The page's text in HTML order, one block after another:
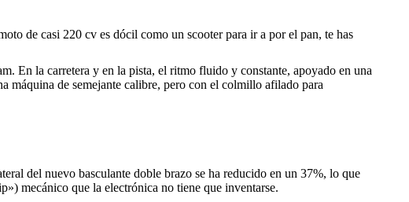
de casi 220 cv es dócil como un scooter para ir a por el pan, te has
En la carretera y en la pista, el ritmo fluido y constante, apoyado en una
máquina de semejante calibre, pero con el colmillo afilado para
del nuevo basculante doble brazo se ha reducido en un 37%, lo que
mecánico que la electrónica no tiene que inventarse.